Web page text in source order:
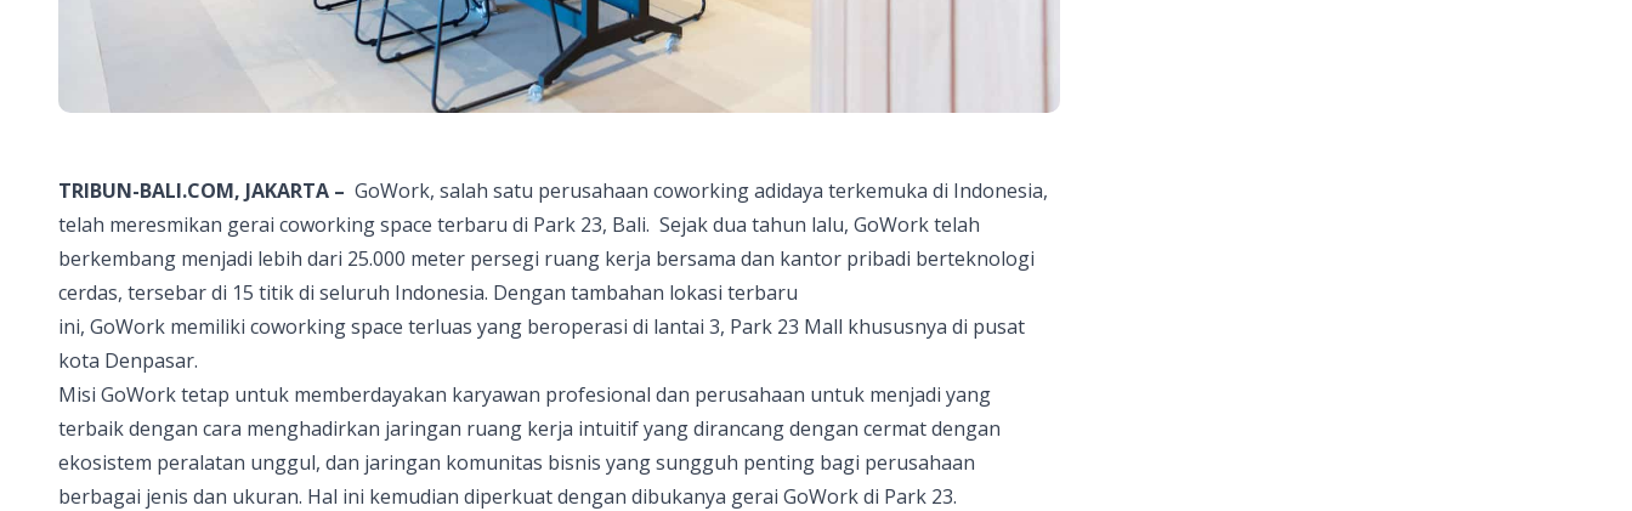
TRIBUN-BALI.COM, JAKARTA – GoWork, salah satu perusahaan coworking adidaya terkemuka di Indonesia,
telah meresmikan gerai coworking space terbaru di Park 23, Bali. Sejak dua tahun lalu, GoWorktelah
berkembang menjadi lebih dari 25.000 meter persegi ruang kerja bersama dan kantor pribadi berteknologi
cerdas, tersebar di 15 titik di seluruh Indonesia. Dengan tambahan lokasi terbaru
ini, GoWork memiliki coworking space terluas yang beroperasi di lantai 3, Park 23 Mall khususnya di pusat
kota Denpasar.
Misi GoWorktetap untuk memberdayakan karyawan profesional dan perusahaan untuk menjadi yang
terbaik dengan cara menghadirkan jaringan ruang kerja intuitif yang dirancang dengan cermat dengan
ekosistem peralatan unggul, dan jaringan komunitas bisnis yang sungguh penting bagi perusahaan
berbagai jenis dan ukuran. Hal ini kemudian diperkuat dengan dibukanya gerai GoWorkdi Park 23.